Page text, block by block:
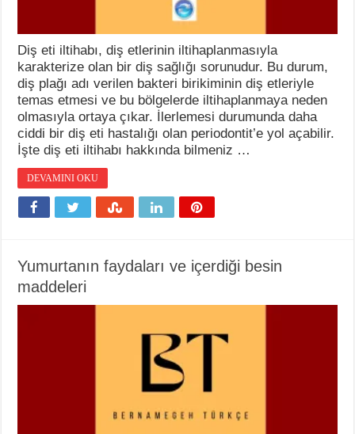
Diş eti iltihabı, diş etlerinin iltihaplanmasıyla
karakterize olan bir diş sağlığı sorunudur. Bu durum,
diş plağı adı verilen bakteri birikiminin diş etleriyle
temas etmesi ve bu bölgelerde iltihaplanmaya neden
olmasıyla ortaya çıkar. İlerlemesi durumunda daha
ciddi bir diş eti hastalığı olan periodontit’e yol açabilir.
İşte diş eti iltihabı hakkında bilmeniz …
DEVAMINI OKU
Yumurtanın faydaları ve içerdiği besin
maddeleri